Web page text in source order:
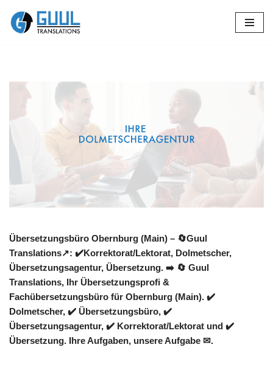
Zum
Übersetzungsbüro Obernburg (Main) – 🔄Guul
Translations↗️: ✔️Korrektorat/Lektorat, Dolmetscher,
Übersetzungsagentur, Übersetzung. ➡️ 🔄 Guul
Translations, Ihr Übersetzungsprofi &
Fachübersetzungsbüro für Obernburg (Main). ✔️
Dolmetscher, ✔️ Übersetzungsbüro, ✔️
Übersetzungsagentur, ✔️ Korrektorat/Lektorat und ✔️
Übersetzung. Ihre Aufgaben, unsere Aufgabe ✉.